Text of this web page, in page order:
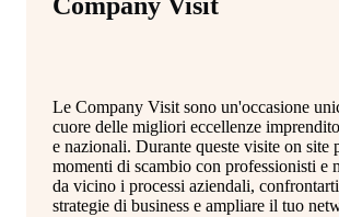
Company Visit
Le Company Visit sono un'occasione
cuore delle migliori eccellenze
e nazionali. Durante queste visite on site
momenti di scambio con professionisti e
da vicino i processi aziendali,
strategie di business e ampliare il tuo